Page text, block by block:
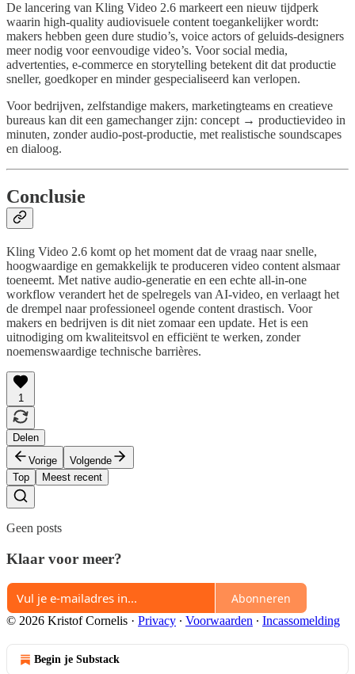
De lancering van Kling Video 2.6 markeert een nieuw tijdperk
waarin high-quality audiovisuele content toegankelijker wordt:
makers hebben geen dure studio’s, voice actors of geluids-designers
meer nodig voor eenvoudige video’s. Voor social media,
advertenties, e-commerce en storytelling betekent dit dat productie
sneller, goedkoper en minder gespecialiseerd kan verlopen.
Voor bedrijven, zelfstandige makers, marketingteams en creatieve
bureaus kan dit een gamechanger zijn: concept → productievideo in
minuten, zonder audio-post-productie, met realistische soundscapes
en dialoog.
Conclusie
Kling Video 2.6 komt op het moment dat de vraag naar snelle,
hoogwaardige en gemakkelijk te produceren video content alsmaar
toeneemt. Met native audio-generatie en een echte all-in-one
workflow verandert het de spelregels van AI-video, en verlaagt het
de drempel naar professioneel ogende content drastisch. Voor
makers en bedrijven is dit niet zomaar een update. Het is een
uitnodiging om kwaliteitsvol en efficiënt te werken, zonder
noemenswaardige technische barrières.
1
Delen
Vorige
Volgende
Top
Meest recent
Geen posts
Klaar voor meer?
Abonneren
© 2026 Kristof Cornelis · Privacy ∙ Voorwaarden ∙ Incassomelding
Begin je Substack